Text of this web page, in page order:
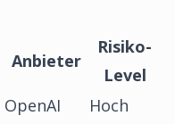
Anbieter
Risiko-
Level
OpenAI Hoch